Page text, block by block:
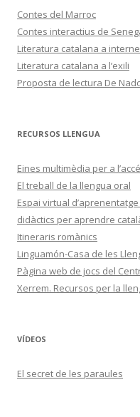
Contes del Marroc
Contes interactius de
Literatura catalana a
Literatura catalana a l’exili
Proposta de lectura De
RECURSOS LLENGUA
Eines multimèdia per a
El treball de la llengua oral
Espai virtual
didàctics per aprendre
Itineraris romànics
Linguamón-Casa de les
Pàgina web de jocs del
Xerrem. Recursos per la
VÍDEOS
El secret de les paraules